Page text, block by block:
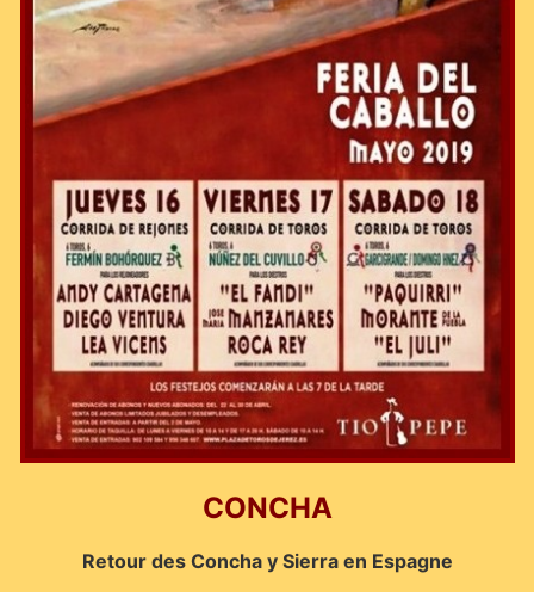
CONCHA
Retour des Concha y Sierra en Espagne